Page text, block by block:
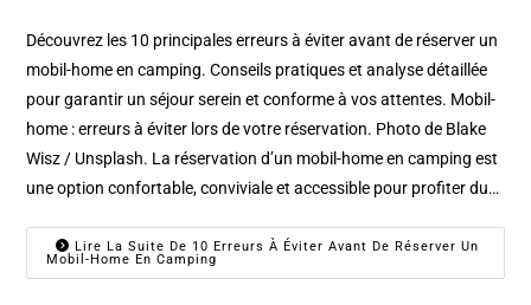
Découvrez les 10 principales erreurs à éviter avant de réserver un
mobil-home en camping. Conseils pratiques et analyse détaillée
pour garantir un séjour serein et conforme à vos attentes. Mobil-
home : erreurs à éviter lors de votre réservation. Photo de Blake
Wisz / Unsplash. La réservation d’un mobil-home en camping est
une option confortable, conviviale et accessible pour profiter du…
Lire La Suite De 10 Erreurs À Éviter Avant De Réserver Un
Mobil-Home En Camping